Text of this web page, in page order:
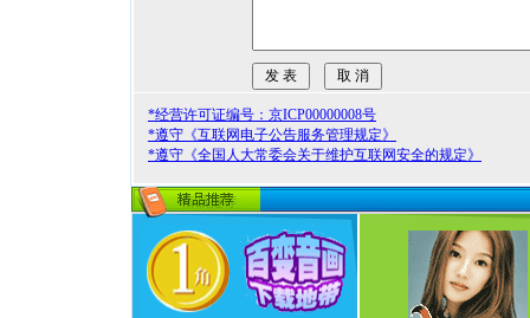
*经营许可证编号：京ICP00000008号
*遵守《互联网电子公告服务管理规定》
*遵守《全国人大常委会关于维护互联网安全的规定》